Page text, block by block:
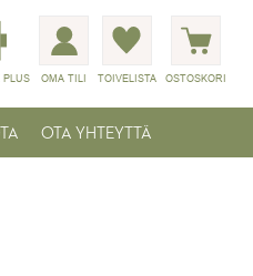
PLUS OMA TILI TOIVELISTA OSTOSKORI
OTA YHTEYTTÄ